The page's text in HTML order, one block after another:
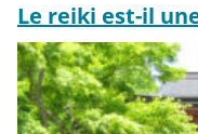
Le reiki est-il